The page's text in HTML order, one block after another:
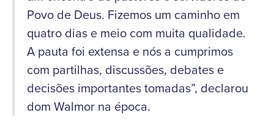
Povo de Deus. Fizemos um caminho em
quatro dias e meio com muita qualidade.
A pauta foi extensa e nós a cumprimos
com partilhas, discussões, debates e
decisões importantes tomadas”, declarou
dom Walmor na época.